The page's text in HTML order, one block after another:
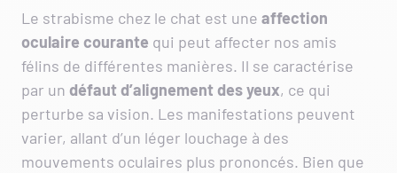
Le strabisme chez le chat est une affection
oculaire courante qui peut affecter nos amis
félins de différentes manières. Il se caractérise
par un défaut d’alignement des yeux, ce qui
perturbe sa vision. Les manifestations peuvent
varier, allant d’un léger louchage à des
mouvements oculaires plus prononcés. Bien que